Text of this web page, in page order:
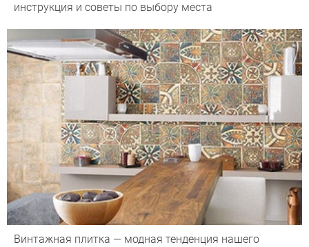
инструкция и советы по выбору места
Винтажная плитка — модная тенденция нашего